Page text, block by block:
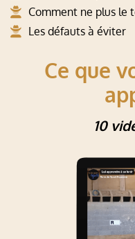
Comment ne plus le
Les défauts à éviter
Ce que
10